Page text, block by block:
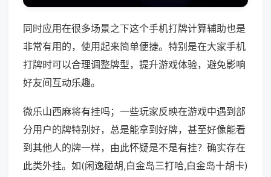
同时应用在很多场景之下这个手机打牌计算辅助也是
非常有用的，使用起来简单便捷。特别是在大家手机
打牌时可以合理调整牌型，提升游戏体验，避免影响
好友间互动乐趣。
微乐山西麻将有挂吗；一些玩家反映在游戏中遇到部
分用户的牌特别好，总是能拿到好牌，甚至好像能看
到其他人的牌一样，由此怀疑是不是有挂？确实存在
此类外挂。如(闲逸碰胡,白金岛三打哈,白金岛十胡卡)